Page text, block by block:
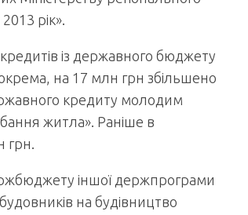
рік».
із держав­ного бюджету
на 17 млн грн збільшено
кредиту молодим
житла». Раніше в
грн.
іншої держпрограми
на будівництво